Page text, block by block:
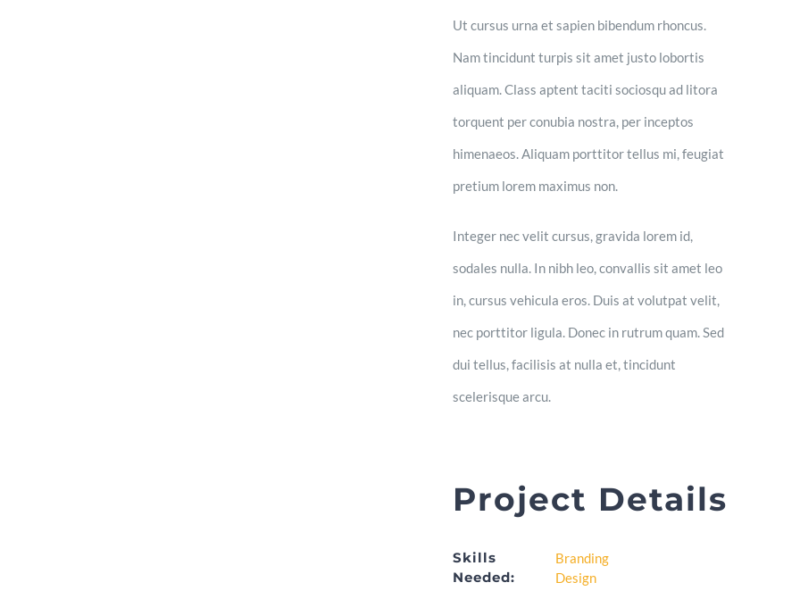
Ut cursus urna et sapien bibendum rhoncus.
Nam tincidunt turpis sit amet justo lobortis
aliquam. Class aptent taciti sociosqu ad litora
torquent per conubia nostra, per inceptos
himenaeos. Aliquam porttitor tellus mi, feugiat
pretium lorem maximus non.
Integer nec velit cursus, gravida lorem id,
sodales nulla. In nibh leo, convallis sit amet leo
in, cursus vehicula eros. Duis at volutpat velit,
nec porttitor ligula. Donec in rutrum quam. Sed
dui tellus, facilisis at nulla et, tincidunt
scelerisque arcu.
Project Details
Skills
Needed:
Branding
Design